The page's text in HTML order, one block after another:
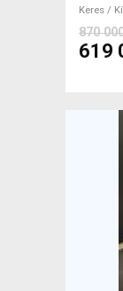
Keres /
870
619